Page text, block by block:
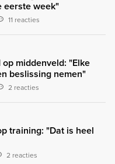
eerste week"
11 reacties
middenveld: "Elke
beslissing nemen"
2 reacties
training: "Dat is heel
2 reacties